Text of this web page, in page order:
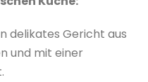
delikates Gericht aus
und mit einer